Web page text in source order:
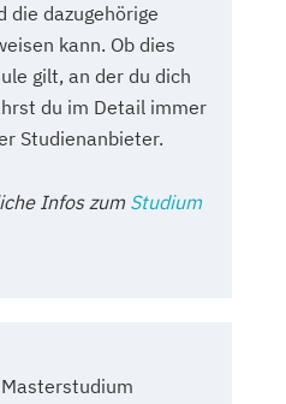
die dazugehörige
kann. Ob dies
gilt, an der du dich
du im Detail immer
Studienanbieter.
Infos zum Studium